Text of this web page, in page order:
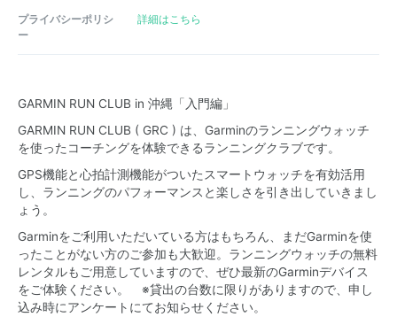
プライバシーポリシ
ー
詳細はこちら
GARMIN RUN CLUB in 沖縄「入門編」
GARMIN RUN CLUB ( GRC ) は、Garminのランニングウォッチ
を使ったコーチングを体験できるランニングクラブです。
GPS機能と心拍計測機能がついたスマートウォッチを有効活用
し、ランニングのパフォーマンスと楽しさを引き出していきまし
ょう。
Garminをご利用いただいている方はもちろん、まだGarminを使
ったことがない方のご参加も大歓迎。ランニングウォッチの無料
レンタルもご用意していますので、ぜひ最新のGarminデバイス
をご体験ください。 ※貸出の台数に限りがありますので、申し
込み時にアンケートにてお知らせください。